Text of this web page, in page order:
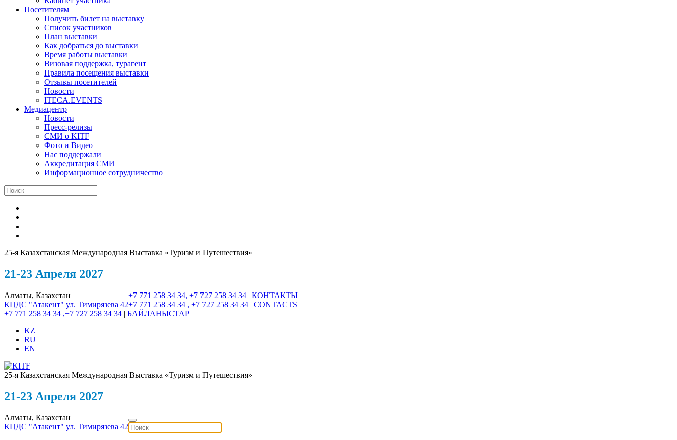
Посетителям
Получить билет на выставку
Список участников
План выставки
Как добраться до выставки
Время работы выставки
Визовая поддержка, турагент
Правила посещения выставки
Отзывы посетителей
Новости
ITECA.EVENTS
Медиацентр
Новости
Пресс-релизы
СМИ о KITF
Фото и Видео
Нас поддержали
Аккредитация СМИ
Информационное сотрудничество
25-я Казахстанская Международная Выставка «Туризм и Путешествия»
21-23 Апреля 2027
Алматы, Казахстан
КЦДС "Атакент" ул. Тимирязева 42
+7 771 258 34 34, +7 727 258 34 34 | КОНТАКТЫ
+7 771 258 34 34 , +7 727 258 34 34 | CONTACTS
+7 771 258 34 34 ,+7 727 258 34 34 | БАЙЛАНЫСТАР
KZ
RU
EN
25-я Казахстанская Международная Выставка «Туризм и Путешествия»
21-23 Апреля 2027
Алматы, Казахстан
КЦДС "Атакент" ул. Тимирязева 42